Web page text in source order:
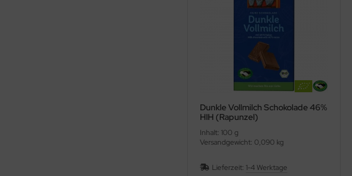
Dunkle Vollmilch Schokolade 46%
HIH (Rapunzel)
Inhalt: 100 g
Versandgewicht: 0,090 kg
Lieferzeit: 1-4 Werktage